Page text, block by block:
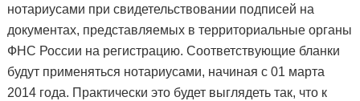
нотариусами при свидетельствовании подписей на
документах, представляемых в территориальные органы
ФНС России на регистрацию. Соответствующие бланки
будут применяться нотариусами, начиная с 01 марта
2014 года. Практически это будет выглядеть так, что к